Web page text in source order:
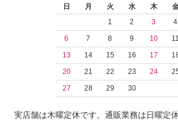
日
月 火 水 木
1
2 3 4
6
7 8 9 10 11
13
14 15 16 17
20
21 22 23 24
27
28 29 30
実店舗は木曜定休です。通販業務は日曜定休